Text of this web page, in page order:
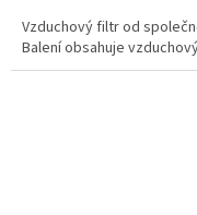
Vzduchový filtr od
Balení obsahuje